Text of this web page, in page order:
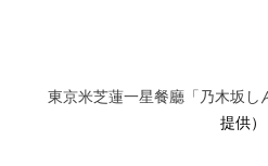
東京米芝蓮一星餐廳「乃木坂し
提供）